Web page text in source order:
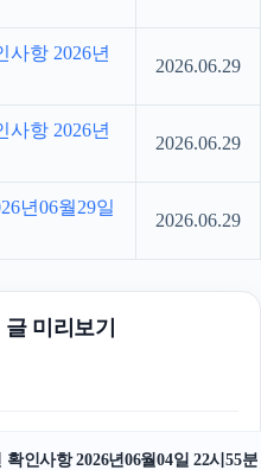
사항 2026년
2026.06.29
사항 2026년
2026.06.29
년06월29일
2026.06.29
미리보기
인사항 2026년06월04일 22시55분